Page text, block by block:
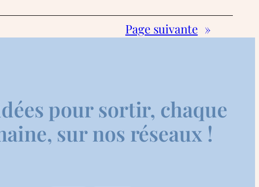
Page suivante »
pour sortir, chaque
sur nos réseaux !